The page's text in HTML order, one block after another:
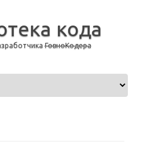
кода
ГовноКодера